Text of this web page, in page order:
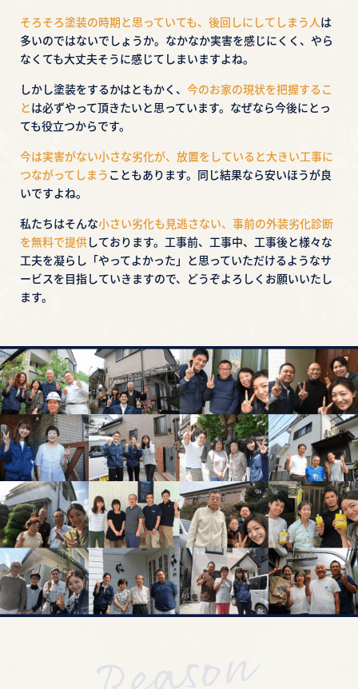
そろそろ塗装の時期と思っていても、後回しにしてしまう人は
多いのではないでしょうか。 なかなか実害を感じにくく、やら
なくても大丈夫そうに感じてしまいますよね。
しかし塗装をするかはともかく、 今のお家の現状を把握するこ
とは必ずやって頂きたいと思っています。 なぜなら今後にとっ
ても役立つからです。
今は実害がない小さな劣化が、放置をしていると大きい工事に
つながってしまう こともあります。 同じ結果なら安いほうが良
いですよね。
私たちはそんな小さい劣化も見逃さない、事前の外装劣化診断
を無料で提供しております。 工事前、工事中、工事後と様々な
工夫を凝らし「やってよかった」と思っていただけるようなサ
ービスを目指していきますので、どうぞよろしくお願いいたし
ます。